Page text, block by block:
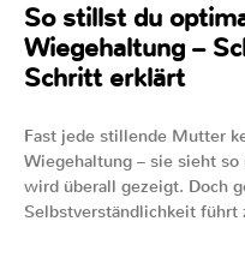
So stillst du
Wiegehaltung –
Schritt erklärt
Fast jede stillende Mutter
Wiegehaltung – sie sieht so
wird überall gezeigt. Doch
Selbstverständlichkeit